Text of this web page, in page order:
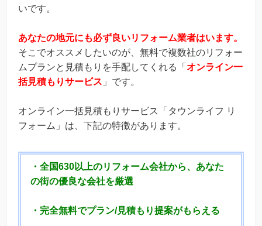
いです。
あなたの地元にも必ず良いリフォーム業者はいます。
そこでオススメしたいのが、無料で複数社のリフォー
ムプランと見積もりを手配してくれる「 オンライン一
括見積もりサービス 」です。
オンライン一括見積もりサービス「タウンライフ リ
フォーム」は、下記の特徴があります。
・全国630以上のリフォーム会社から、あなた
の街の優良な会社を厳選
・完全無料でプラン/見積もり提案がもらえる